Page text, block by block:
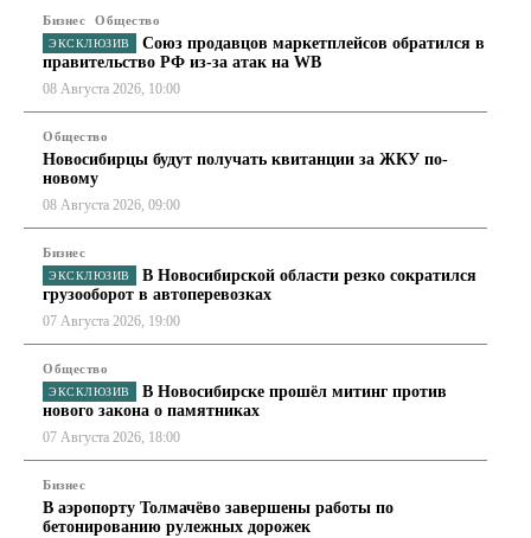
Бизнес Общество
Союз продавцов маркетплейсов обратился в
правительство РФ из-за атак на WB
08 Августа 2026, 10:00
Общество
Новосибирцы будут получать квитанции за ЖКУ по-
новому
08 Августа 2026, 09:00
Бизнес
В Новосибирской области резко сократился
грузооборот в автоперевозках
07 Августа 2026, 19:00
Общество
В Новосибирске прошёл митинг против
нового закона о памятниках
07 Августа 2026, 18:00
Бизнес
В аэропорту Толмачёво завершены работы по
бетонированию рулежных дорожек